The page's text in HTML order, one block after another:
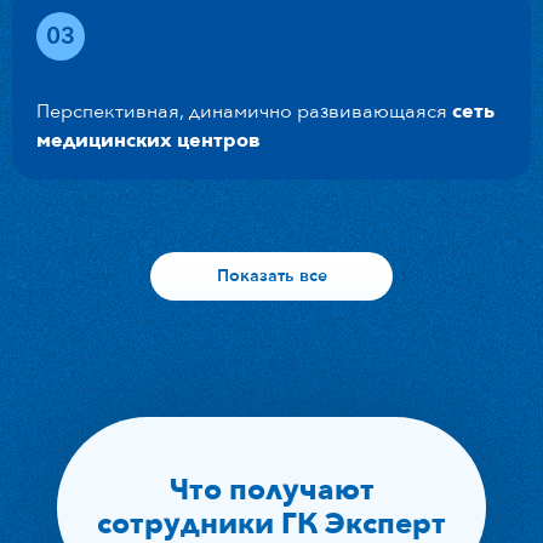
03
Перспективная, динамично развивающаяся сеть
медицинских центров
Показать все
04
Финалист рейтинга работодателей России -
2021(ТОП-100), 2022, 2023
Что получают
сотрудники ГК Эксперт